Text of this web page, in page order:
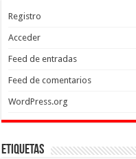
Registro
Acceder
Feed de entradas
Feed de comentarios
WordPress.org
Etiquetas